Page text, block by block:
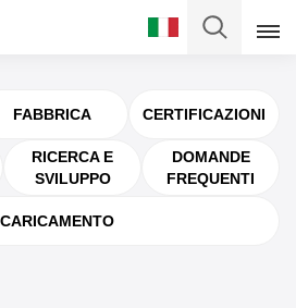
Italiano
Français
FABBRICA CERTIFICAZIONI
RICERCA E
SVILUPPO
DOMANDE
FREQUENTI